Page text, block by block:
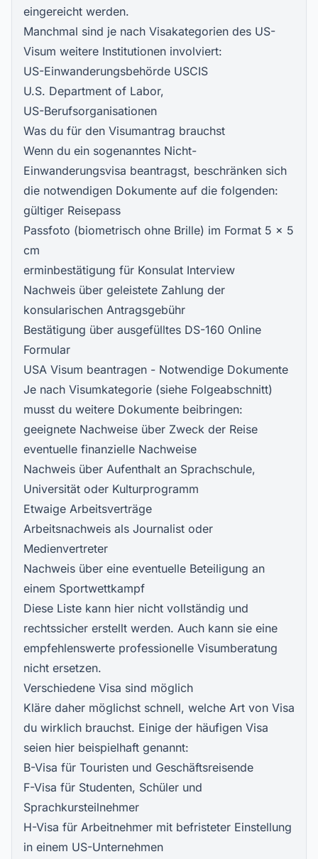
eingereicht werden.
Manchmal sind je nach Visakategorien des US-
Visum weitere Institutionen involviert:
US-Einwanderungsbehörde USCIS
U.S. Department of Labor,
US-Berufsorganisationen
Was du für den Visumantrag brauchst
Wenn du ein sogenanntes Nicht-
Einwanderungsvisa beantragst, beschränken sich
die notwendigen Dokumente auf die folgenden:
gültiger Reisepass
Passfoto (biometrisch ohne Brille) im Format 5 x 5
cm
erminbestätigung für Konsulat Interview
Nachweis über geleistete Zahlung der
konsularischen Antragsgebühr
Bestätigung über ausgefülltes DS-160 Online
Formular
USA Visum beantragen - Notwendige Dokumente
Je nach Visumkategorie (siehe Folgeabschnitt)
musst du weitere Dokumente beibringen:
geeignete Nachweise über Zweck der Reise
eventuelle finanzielle Nachweise
Nachweis über Aufenthalt an Sprachschule,
Universität oder Kulturprogramm
Etwaige Arbeitsverträge
Arbeitsnachweis als Journalist oder
Medienvertreter
Nachweis über eine eventuelle Beteiligung an
einem Sportwettkampf
Diese Liste kann hier nicht vollständig und
rechtssicher erstellt werden. Auch kann sie eine
empfehlenswerte professionelle Visumberatung
nicht ersetzen.
Verschiedene Visa sind möglich
Kläre daher möglichst schnell, welche Art von Visa
du wirklich brauchst. Einige der häufigen Visa
seien hier beispielhaft genannt:
B-Visa für Touristen und Geschäftsreisende
F-Visa für Studenten, Schüler und
Sprachkursteilnehmer
H-Visa für Arbeitnehmer mit befristeter Einstellung
in einem US-Unternehmen